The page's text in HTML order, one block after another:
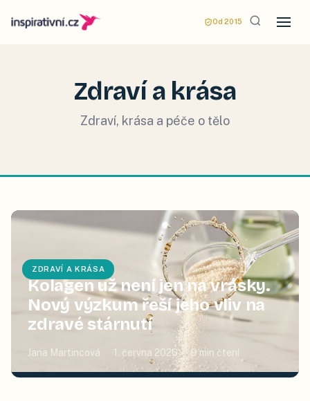
Od 2015
Zdraví a krása
Zdraví, krása a péče o tělo
ZDRAVÍ A KRÁSA
Kolagen už není jen na vrásky.
Nový výzkum řeší jeho vliv na
zdravé stárnutí
Jana Martincová 1. června 2026 9 min čtení